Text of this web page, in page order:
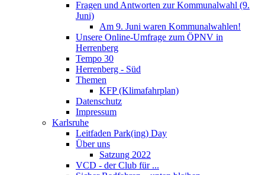
Fragen und Antworten zur Kommunalwahl (9.
Juni)
Am 9. Juni waren Kommunalwahlen!
Unsere Online-Umfrage zum ÖPNV in
Herrenberg
Tempo 30
Herrenberg - Süd
Themen
KFP (Klimafahrplan)
Datenschutz
Impressum
Karlsruhe
Leitfaden Park(ing) Day
Über uns
Satzung 2022
VCD - der Club für ...